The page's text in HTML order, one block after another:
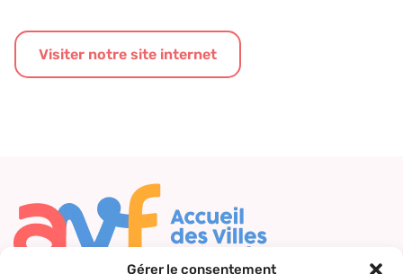
Gérer le consentement
Visiter notre site internet